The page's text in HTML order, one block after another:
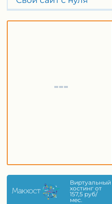
Виртуальный
хостинг от
157,5 руб/
мес.